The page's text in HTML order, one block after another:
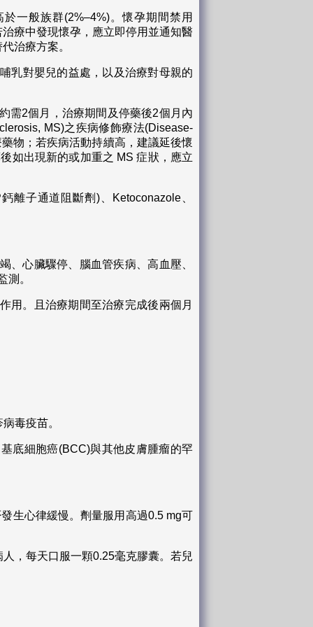
一般族群(2%–4%)。懷孕期間禁用
療中發現懷孕，應立即停用並通知醫
治療方案。
乳對嬰兒的益處，以及治療對母親的
需2個月，治療期間及停藥後2個月內
MS)之疾病修飾療法(Disease-
物；若疾病活動持續高，建議延後懷
如出現新的或加重之 MS 症狀，應立
離子通道阻斷劑)、Ketoconazole、
、心臟驟停、腦血管疾病、高血壓、
測。
用。且治療期間至治療完成後兩個月
毒疫苗。
底細胞癌(BCC)與其他皮膚腫瘤的罕
生心律緩慢。劑量服用高過0.5 mg可
，每天口服一顆0.25毫克膠囊。若兒